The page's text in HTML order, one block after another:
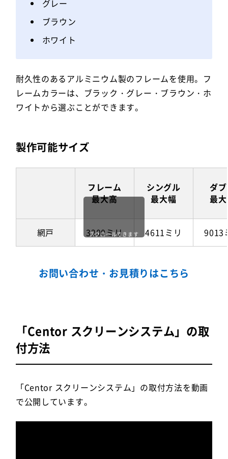
グレー
ブラウン
ホワイト
耐久性のあるアルミニウム製のフレームを使用。フ
レームカラーは、ブラック・グレー・ブラウン・ホ
ワイトから選ぶことができます。
製作可能サイズ
フレーム
最大高
シングル
最大幅
ダ
最
網戸 3200ミリ 4611ミリ 9013
スクロールできます
お問い合わせ・お見積りはこちら
「Centor スクリーンシステム」の取
付方法
「Centor スクリーンシステム」の取付方法を動画
で公開しています。